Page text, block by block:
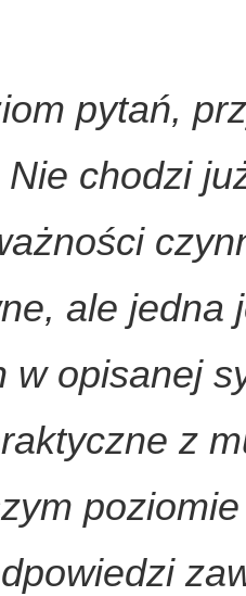
pytań,
chodzi
ale jedna
w opisanej
z